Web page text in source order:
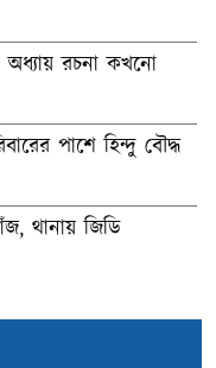
অধ্যায় রচনা কখনো
পাশে হিন্দু বৌদ্ধ
থানায় জিডি